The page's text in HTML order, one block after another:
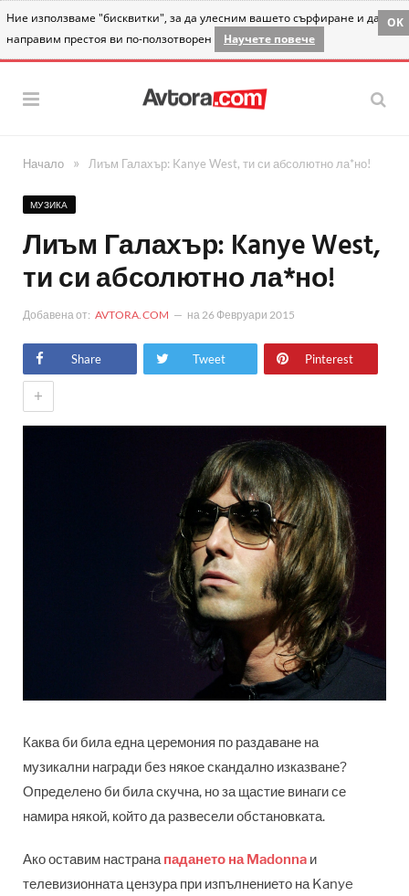
Ние използваме "бисквитки", за да улесним вашето сърфиране и да
направим престоя ви по-ползотворен
Научете повече
OK
Начало » Лиъм Галахър: Kanye West, ти си абсолютно ла*но!
МУЗИКА
Лиъм Галахър: Kanye West,
ти си абсолютно ла*но!
Добавена от: AVTORA.COM на 26 Февруари 2015
Share Tweet Pinterest
+
Каква би била една церемония по раздаване на
музикални награди без някое скандално изказване?
Определено би била скучна, но за щастие винаги се
намира някой, който да развесели обстановката.
Ако оставим настранападането на Madonna и
телевизионната цензура при изпълнението на Kanye